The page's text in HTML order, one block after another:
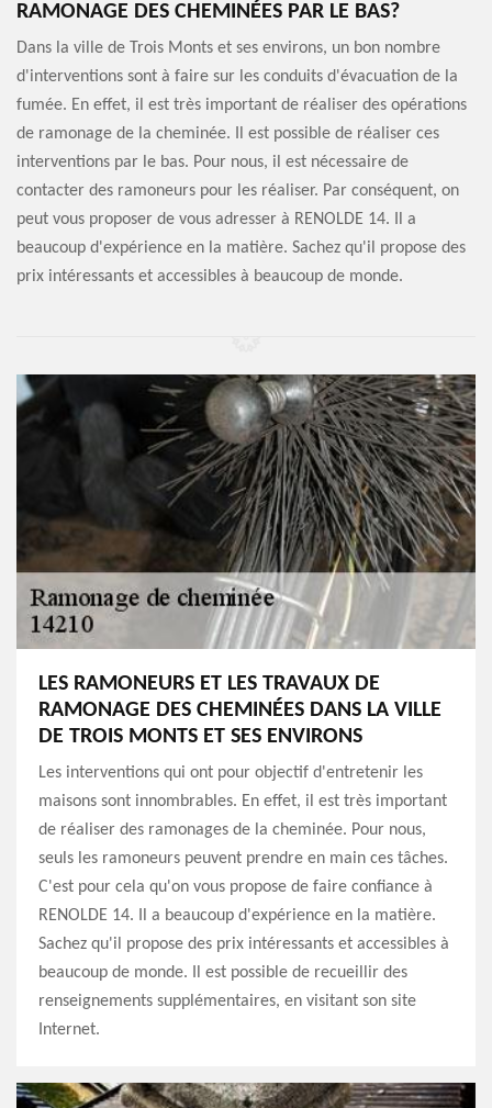
RAMONAGE DES CHEMINÉES PAR LE BAS?
Dans la ville de Trois Monts et ses environs, un bon nombre
d'interventions sont à faire sur les conduits d'évacuation de la
fumée. En effet, il est très important de réaliser des opérations
de ramonage de la cheminée. Il est possible de réaliser ces
interventions par le bas. Pour nous, il est nécessaire de
contacter des ramoneurs pour les réaliser. Par conséquent, on
peut vous proposer de vous adresser à RENOLDE 14. Il a
beaucoup d'expérience en la matière. Sachez qu'il propose des
prix intéressants et accessibles à beaucoup de monde.
LES RAMONEURS ET LES TRAVAUX DE
RAMONAGE DES CHEMINÉES DANS LA VILLE
DE TROIS MONTS ET SES ENVIRONS
Les interventions qui ont pour objectif d'entretenir les
maisons sont innombrables. En effet, il est très important
de réaliser des ramonages de la cheminée. Pour nous,
seuls les ramoneurs peuvent prendre en main ces tâches.
C'est pour cela qu'on vous propose de faire confiance à
RENOLDE 14. Il a beaucoup d'expérience en la matière.
Sachez qu'il propose des prix intéressants et accessibles à
beaucoup de monde. Il est possible de recueillir des
renseignements supplémentaires, en visitant son site
Internet.